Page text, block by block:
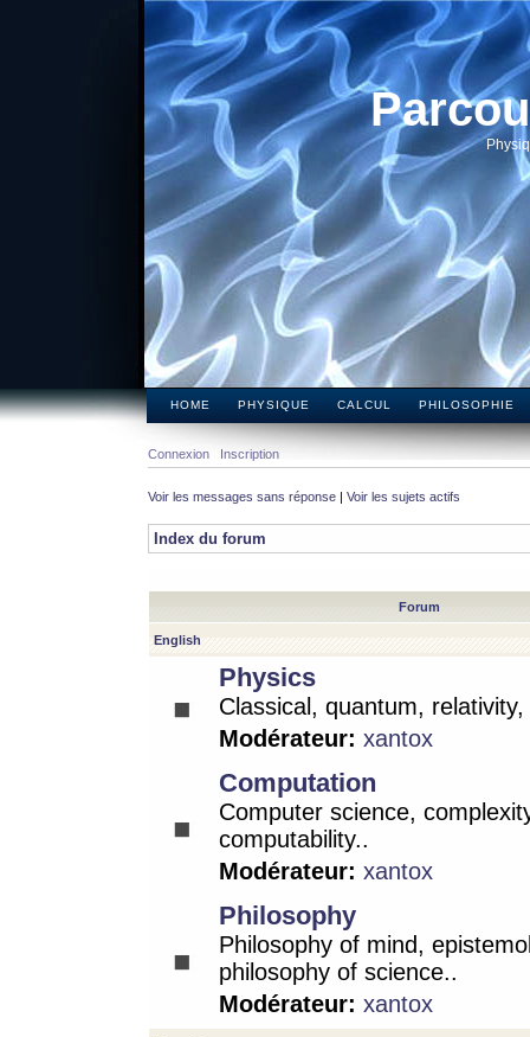
HOME PHYSIQUE CALCUL PHILOSOPHIE
Connexion Inscription
Voir les messages sans réponse | Voir les sujets actifs
Index du forum
Forum
English
Physics
Classical, quantum,
Modérateur: xantox
Computation
Computer science,
computability..
Modérateur: xantox
Philosophy
Philosophy of mind,
philosophy of science..
Modérateur: xantox